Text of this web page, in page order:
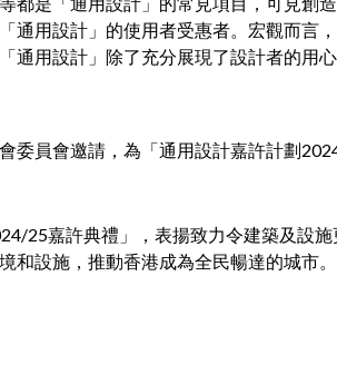
通用設計」的使用者受惠者。宏觀而言
通用設計」除了充分展現了設計者的用
委員會邀請，為「通用設計嘉許計劃
25嘉許典禮」，表揚致力令建築及設
和設施，推動香港成為全民暢達的城市。